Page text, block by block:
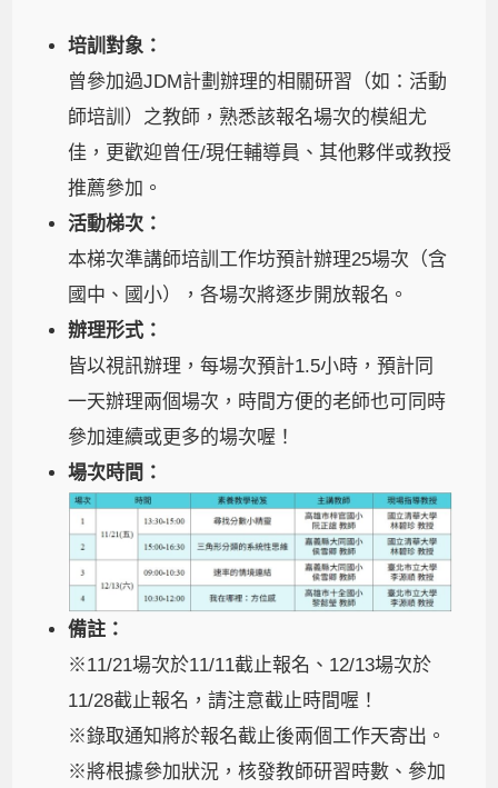
培訓對象：
曾參加過JDM計劃辦理的相關研習（如：活動
師培訓）之教師，熟悉該報名場次的模組尤
佳，更歡迎曾任/現任輔導員、其他夥伴或教授
推薦參加。
​活動梯次：
​本​梯次準講師培訓工作坊預計辦理25場次（含
國中、國小），各場次將逐步開放報名。
​辦理形式：
皆以視訊辦理，每場次預計1.5小時，預計同
一天辦理兩個場次，時間方便的老師也可同時
參加連續或更多的場次喔！
場次時間：
​備註：
※11/21場次於11/11截止報名、12/13場次於
11/28截止報名，請注意截止時間喔！
※錄取通知將於報名截止後兩個工作天寄出。
※將根據參加狀況，核發教師研習時數、參加